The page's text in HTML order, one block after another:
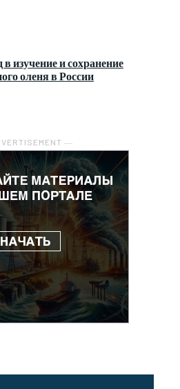
изучение и сохранение
оленя в России
―